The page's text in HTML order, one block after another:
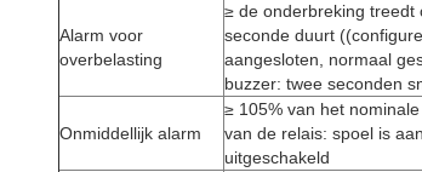
Alarm voor
overbelasting
≥ de onderbreking treedt
seconde duurt
aangesloten, normaal
buzzer: twee seconden
Onmiddellijk alarm
≥ 105% van het
van de relais: spoel is
uitgeschakeld